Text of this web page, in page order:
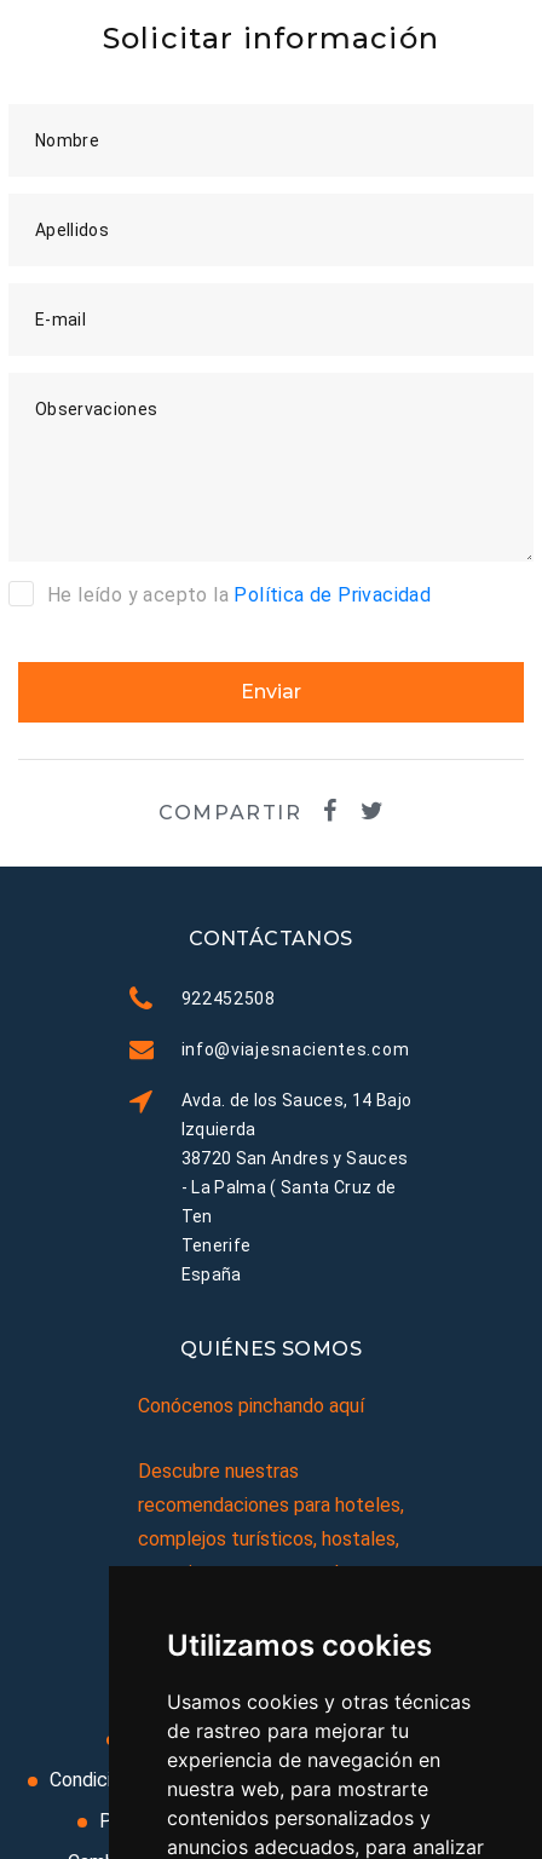
Utilizamos cookies
Usamos cookies y otras técnicas
de rastreo para mejorar tu
experiencia de navegación en
nuestra web, para mostrarte
contenidos personalizados y
anuncios adecuados, para analizar
Solicitar información
Nombre
Apellidos
E-mail
Observaciones
He leído y acepto la Política de Privacidad
Enviar
COMPARTIR
CONTÁCTANOS
922452508
info@viajesnacientes.com
Avda. de los Sauces, 14 Bajo
Izquierda
38720 San Andres y Sauces
- La Palma ( Santa Cruz de
Ten
Tenerife
España
QUIÉNES SOMOS
Conócenos pinchando aquí
Descubre nuestras
recomendaciones para hoteles,
complejos turísticos, hostales,
vacaciones, paquetes de
Aviso legal
Condiciones de uso
Condiciones Generales
Ley de Viajes Combinados
Política de privacidad
Uso de cookies